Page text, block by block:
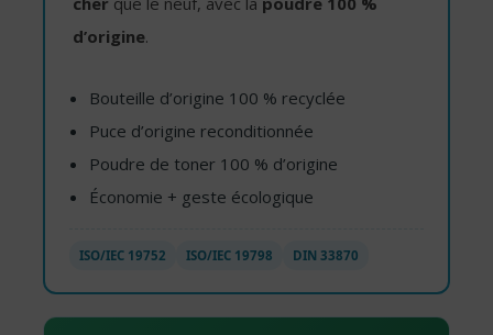
d’origine.
Bouteille d’origine 100 % recyclée
Puce d’origine reconditionnée
Poudre de toner 100 % d’origine
Économie + geste écologique
ISO/IEC 19752 ISO/IEC 19798 DIN 33870